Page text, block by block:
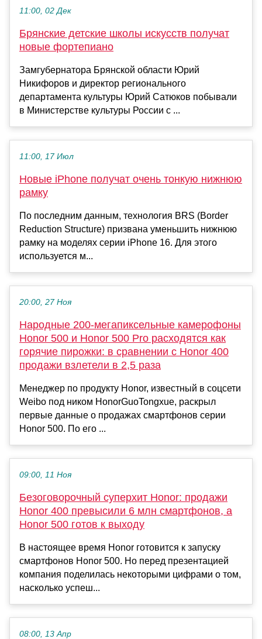
11:00, 02 Дек
Брянские детские школы искусств получат
новые фортепиано
Замгубернатора Брянской области Юрий
Никифоров и директор регионального
департамента культуры Юрий Сатюков побывали
в Министерстве культуры России с ...
11:00, 17 Июл
Новые iPhone получат очень тонкую нижнюю
рамку
По последним данным, технология BRS (Border
Reduction Structure) призвана уменьшить нижнюю
рамку на моделях серии iPhone 16. Для этого
используется м...
20:00, 27 Ноя
Народные 200-мегапиксельные камерофоны
Honor 500 и Honor 500 Pro расходятся как
горячие пирожки: в сравнении с Honor 400
продажи взлетели в 2,5 раза
Менеджер по продукту Honor, известный в соцсети
Weibo под ником HonorGuoTongxue, раскрыл
первые данные о продажах смартфонов серии
Honor 500. По его ...
09:00, 11 Ноя
Безоговорочный суперхит Honor: продажи
Honor 400 превысили 6 млн смартфонов, а
Honor 500 готов к выходу
В настоящее время Honor готовится к запуску
смартфонов Honor 500. Но перед презентацией
компания поделилась некоторыми цифрами о том,
насколько успеш...
08:00, 13 Апр